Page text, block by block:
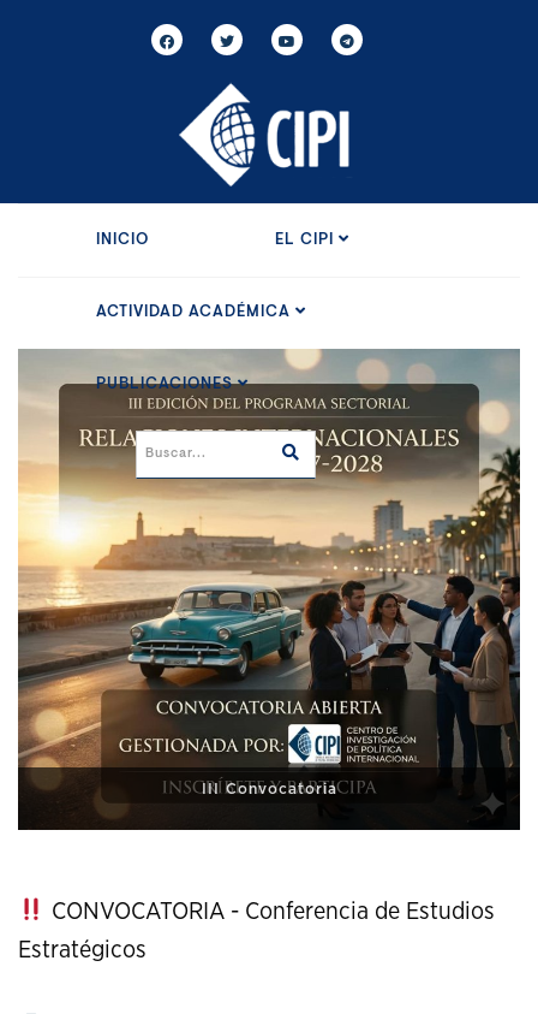
INICIO EL CIPI
ACTIVIDAD ACADÉMICA
PUBLICACIONES
XI Conference on Strategic Studies
CONVOCATORIA - Conferencia de Estudios
Estratégicos